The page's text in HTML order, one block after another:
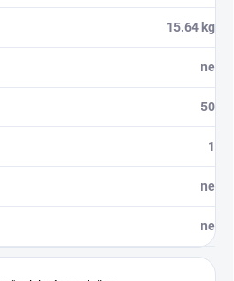
15.64 kg
ne
50
1
ne
ne